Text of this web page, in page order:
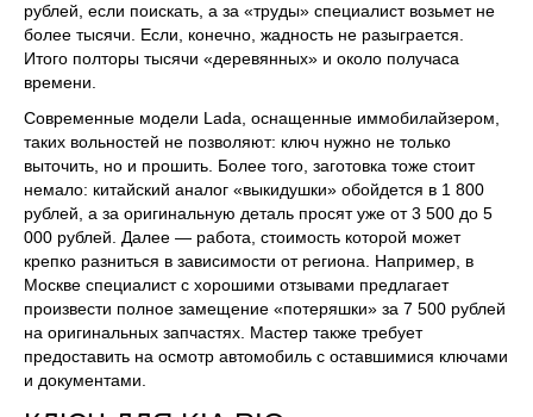
рублей, если поискать, а за «труды» специалист возьмет не
более тысячи. Если, конечно, жадность не разыграется.
Итого полторы тысячи «деревянных» и около получаса
времени.
Современные модели Lada, оснащенные иммобилайзером,
таких вольностей не позволяют: ключ нужно не только
выточить, но и прошить. Более того, заготовка тоже стоит
немало: китайский аналог «выкидушки» обойдется в 1 800
рублей, а за оригинальную деталь просят уже от 3 500 до 5
000 рублей. Далее — работа, стоимость которой может
крепко разниться в зависимости от региона. Например, в
Москве специалист с хорошими отзывами предлагает
произвести полное замещение «потеряшки» за 7 500 рублей
на оригинальных запчастях. Мастер также требует
предоставить на осмотр автомобиль с оставшимися ключами
и документами.